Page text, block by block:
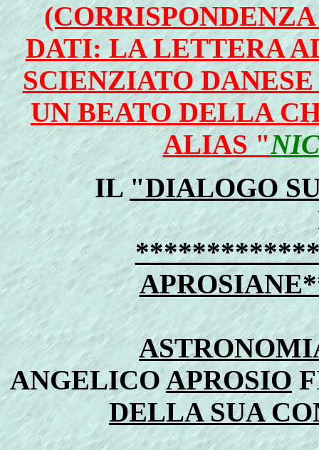
DATI: LA LETTERA
SCIENZIATO
UN BEATO DELLA
ALIAS "
IL"DIALOGO
ANGELICOAPROSIO
DELLA SUA